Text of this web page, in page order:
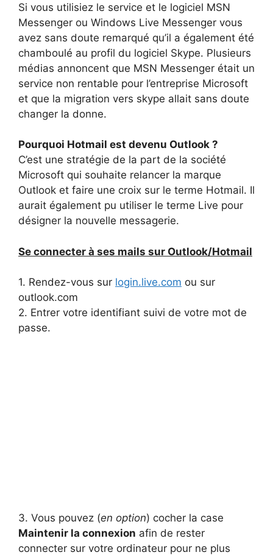
Si vous utilisiez le service et le logiciel MSN
Messenger ou Windows Live Messenger vous
avez sans doute remarqué qu’il a également été
chamboulé au profil du logiciel Skype. Plusieurs
médias annoncent que MSN Messenger était un
service non rentable pour l’entreprise Microsoft
et que la migration vers skype allait sans doute
changer la donne.
Pourquoi Hotmail est devenu Outlook ?
C’est une stratégie de la part de la société
Microsoft qui souhaite relancer la marque
Outlook et faire une croix sur le terme Hotmail. Il
aurait également pu utiliser le terme Live pour
désigner la nouvelle messagerie.
Se connecter à ses mails sur Outlook/Hotmail
1. Rendez-vous sur login.live.com ou sur
outlook.com
2. Entrer votre identifiant suivi de votre mot de
passe.
3. Vous pouvez (en option) cocher la case
Maintenir la connexion afin de rester
connecter sur votre ordinateur pour ne plus